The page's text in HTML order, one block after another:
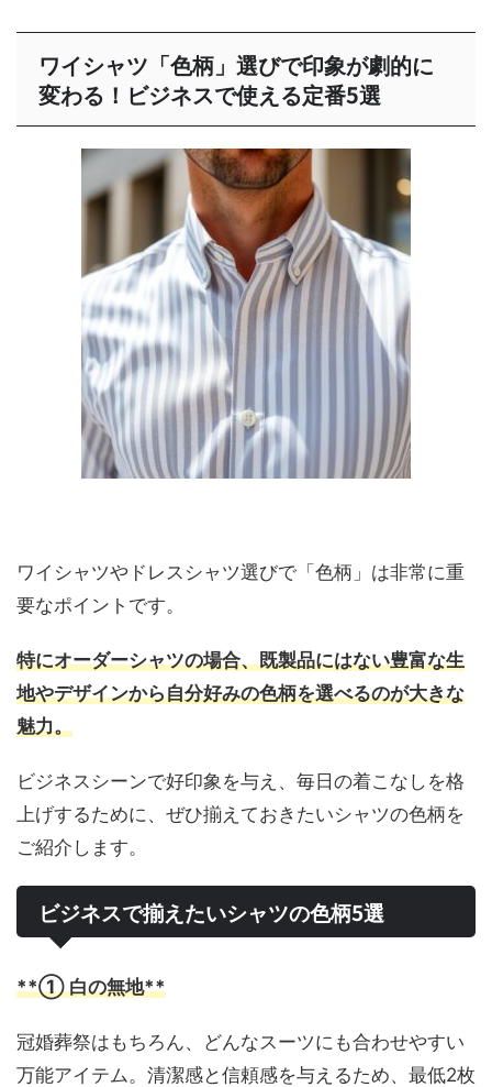
ワイシャツ「色柄」選びで印象が劇的に
変わる！ビジネスで使える定番5選
ワイシャツやドレスシャツ選びで「色柄」は非常に重
要なポイントです。
特にオーダーシャツの場合、既製品にはない豊富な生
地やデザインから自分好みの色柄を選べるのが大きな
魅力。
ビジネスシーンで好印象を与え、毎日の着こなしを格
上げするために、ぜひ揃えておきたいシャツの色柄を
ご紹介します。
ビジネスで揃えたいシャツの色柄5選
**① 白の無地**
冠婚葬祭はもちろん、どんなスーツにも合わせやすい
万能アイテム。清潔感と信頼感を与えるため、最低2枚